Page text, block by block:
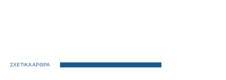
ΣΧΕΤΙΚΑ ΑΡΘΡΑ